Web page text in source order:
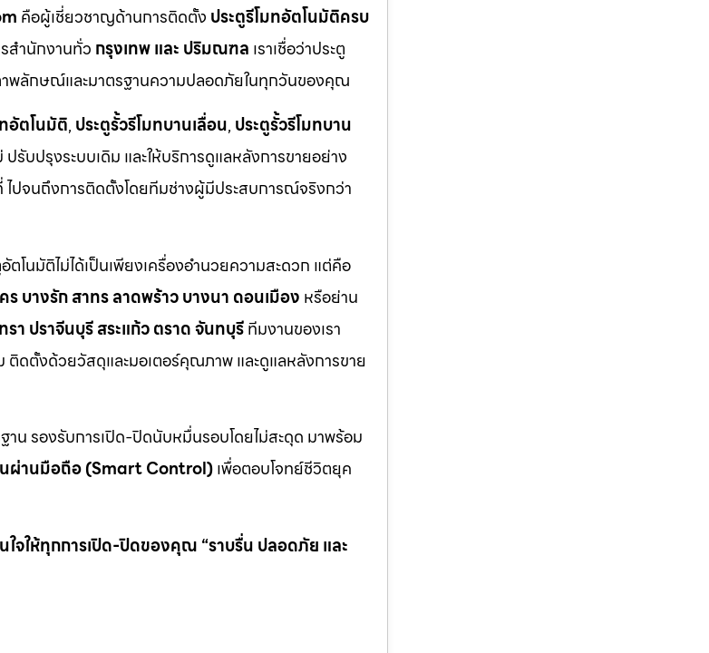
คือผู้เชี่ยวชาญด้านการติดตั้ง ประตูรีโมทอัตโนมัติครบ
สำนักงานทั่ว กรุงเทพ และ ปริมณฑล เราเชื่อว่าประตู
าพลักษณ์และมาตรฐานความปลอดภัยในทุกวันของคุณ
อัตโนมัติ, ประตูรั้วรีโมทบานเลื่อน, ประตูรั้วรีโมทบาน
รับปรุงระบบเดิม และให้บริการดูแลหลังการขายอย่าง
ไปจนถึงการติดตั้งโดยทีมช่างผู้มีประสบการณ์จริงกว่า
โนมัติไม่ได้เป็นเพียงเครื่องอำนวยความสะดวก แต่คือ
ร บางรัก สาทร ลาดพร้าว บางนา ดอนเมือง หรือย่าน
า ปราจีนบุรี สระแก้ว ตราด จันทบุรีทีมงานของเรา
ดตั้งด้วยวัสดุและมอเตอร์คุณภาพ และดูแลหลังการขาย
น รองรับการเปิด-ปิดนับหมื่นรอบโดยไม่สะดุด มาพร้อม
นผ่านมือถือ (Smart Control)เพื่อตอบโจทย์ชีวิตยุค
จให้ทุกการเปิด-ปิดของคุณ “ราบรื่น ปลอดภัย และ